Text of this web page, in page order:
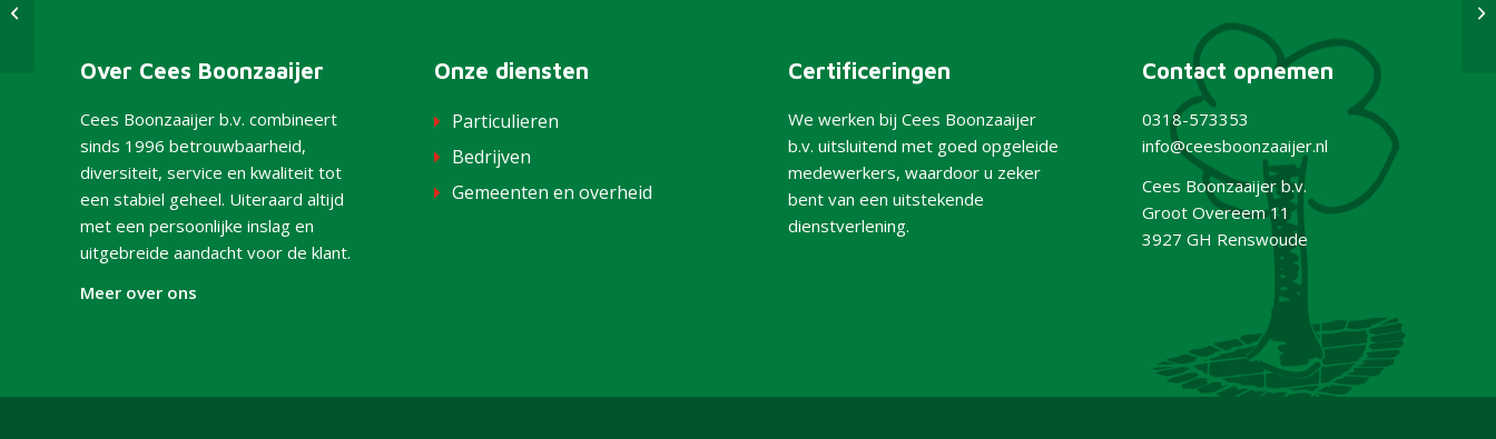
Over Cees Boonzaaijer
Cees Boonzaaijer b.v. combineert
sinds 1996 betrouwbaarheid,
diversiteit, service en kwaliteit tot
een stabiel geheel. Uiteraard altijd
met een persoonlijke inslag en
uitgebreide aandacht voor de klant.
Meer over ons
Onze diensten
Particulieren
Bedrijven
Gemeenten en overheid
Certificeringen
We werken bij Cees Boonzaaijer
b.v. uitsluitend met goed opgeleide
medewerkers, waardoor u zeker
bent van een uitstekende
dienstverlening.
Contact opnemen
0318-573353
info@ceesboonzaaijer.nl
Cees Boonzaaijer b.v.
Groot Overeem 11
3927 GH Renswoude